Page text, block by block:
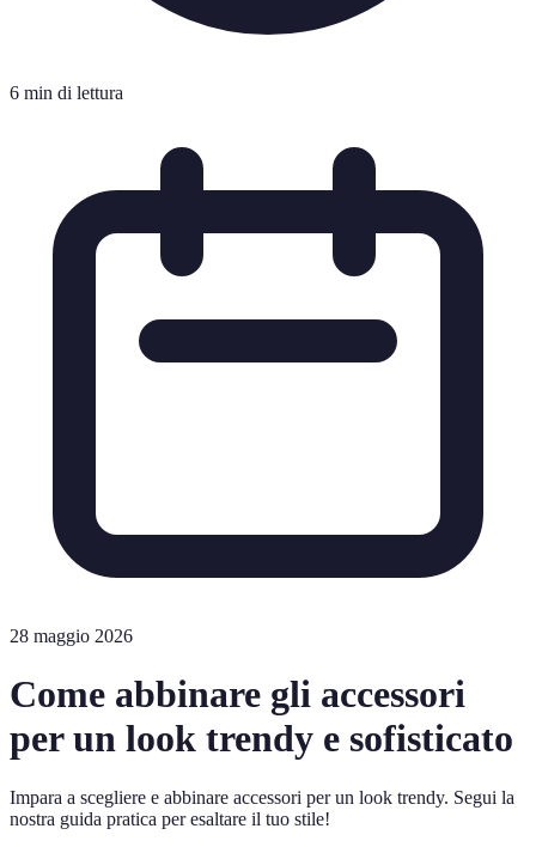
6 min di lettura
28 maggio 2026
Come abbinare gli accessori
per un look trendy e sofisticato
Impara a scegliere e abbinare accessori per un look trendy. Segui la
nostra guida pratica per esaltare il tuo stile!